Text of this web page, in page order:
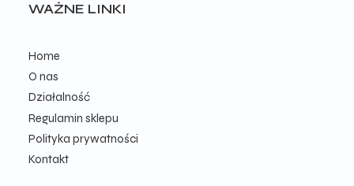
WAŻNE LINKI
Home
O nas
Działalność
Regulamin sklepu
Polityka prywatności
Kontakt